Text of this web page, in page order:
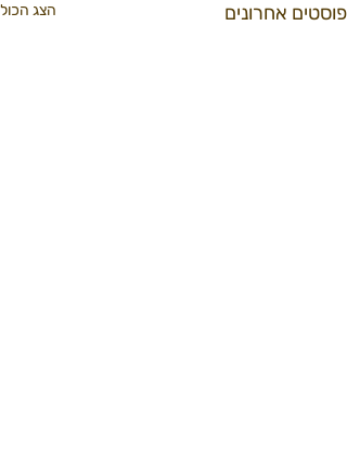
פוסטים אחרונים הצג הכול